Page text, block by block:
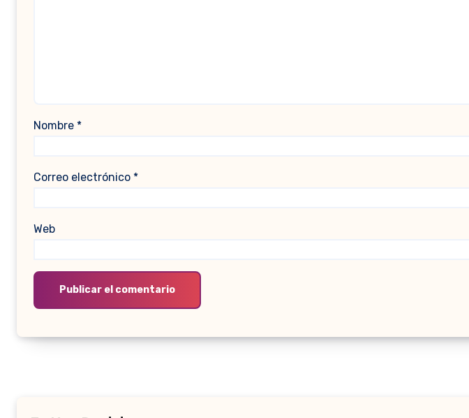
Nombre *
Correo electrónico *
Web